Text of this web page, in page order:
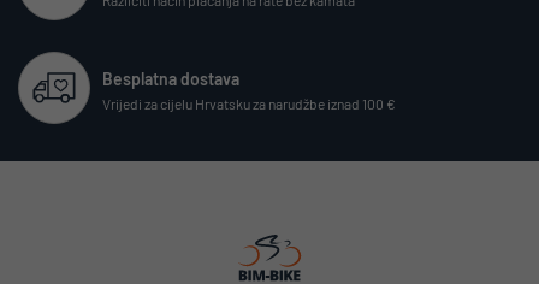
Besplatna dostava
Vrijedi za cijelu Hrvatsku za narudžbe iznad 100 €